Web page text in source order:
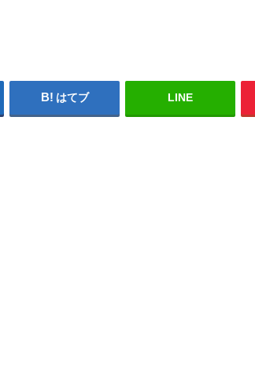
はてブ LINE